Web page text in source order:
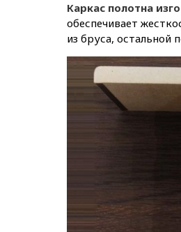
Каркас полотна
обеспечивает
из бруса, остальной